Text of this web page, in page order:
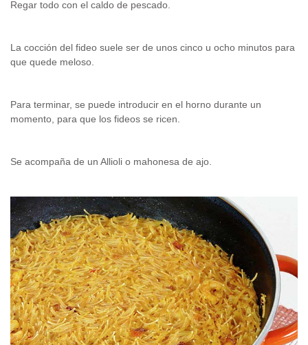
Regar todo con el caldo de pescado.
La cocción del fideo suele ser de unos cinco u ocho minutos para
que quede meloso.
Para terminar, se puede introducir en el horno durante un
momento, para que los fideos se ricen.
Se acompaña de un Allioli o mahonesa de ajo.